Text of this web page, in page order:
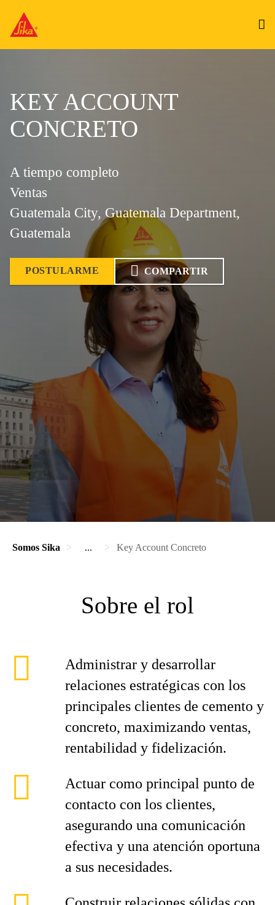
KEY ACCOUNT
CONCRETO
A tiempo completo
Ventas
Guatemala City, Guatemala Department,
Guatemala
POSTULARME COMPARTIR
Somos Sika ... Key Account Concreto
Sobre el rol
Administrar y desarrollar
relaciones estratégicas con los
principales clientes de cemento y
concreto, maximizando ventas,
rentabilidad y fidelización.
Actuar como principal punto de
contacto con los clientes,
asegurando una comunicación
efectiva y una atención oportuna
a sus necesidades.